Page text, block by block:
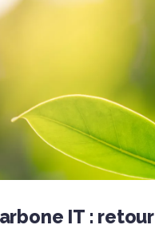
IT : retour